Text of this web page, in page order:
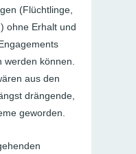
(Flüchtlinge,
ohne Erhalt und
können.
aus den
drängende,
geworden.